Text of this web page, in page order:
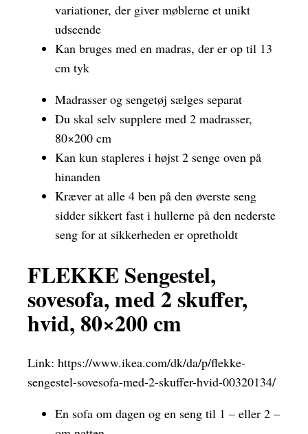
variationer, der giver møblerne et unikt
udseende
Kan bruges med en madras, der er op til 13
cm tyk
Madrasser og sengetøj sælges separat
Du skal selv supplere med 2 madrasser,
80×200 cm
Kan kun stapleres i højst 2 senge oven på
hinanden
Kræver at alle 4 ben på den øverste seng
sidder sikkert fast i hullerne på den nederste
seng for at sikkerheden er opretholdt
FLEKKE Sengestel,
sovesofa, med 2 skuffer,
hvid, 80×200 cm
Link: https://www.ikea.com/dk/da/p/flekke-
sengestel-sovesofa-med-2-skuffer-hvid-00320134/
En sofa om dagen og en seng til 1 – eller 2 –